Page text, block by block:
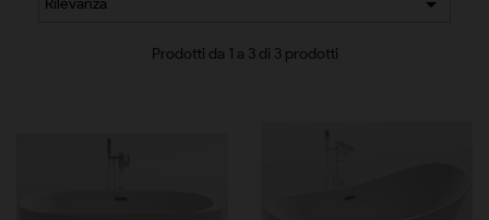
Rilevanza
Prodotti da 1 a 3 di 3 prodotti